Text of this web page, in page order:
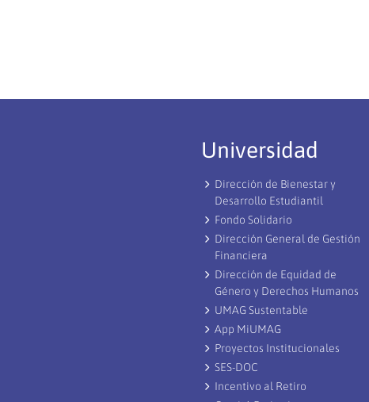
Universidad
Dirección de Bienestar y
Desarrollo Estudiantil
Fondo Solidario
Dirección General de Gestión
Financiera
Dirección de Equidad de
Género y Derechos Humanos
UMAG Sustentable
App MiUMAG
Proyectos Institucionales
SES-DOC
Incentivo al Retiro